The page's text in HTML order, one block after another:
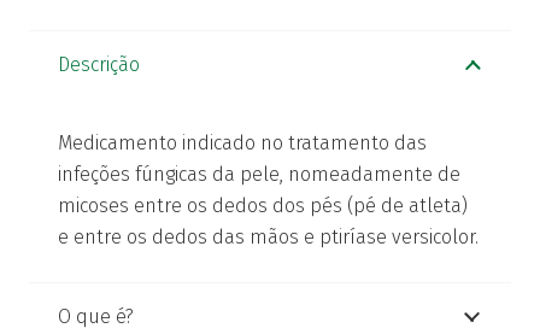
Descrição
Medicamento indicado no tratamento das
infeções fúngicas da pele, nomeadamente de
micoses entre os dedos dos pés (pé de atleta)
e entre os dedos das mãos e ptiríase versicolor.
O que é?